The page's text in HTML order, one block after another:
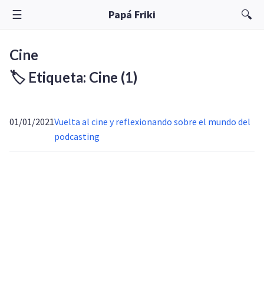
☰ Papá Friki 🔍
Cine
🏷️ Etiqueta: Cine (1)
01/01/2021Vuelta al cine y reflexionando sobre el mundo del
podcasting